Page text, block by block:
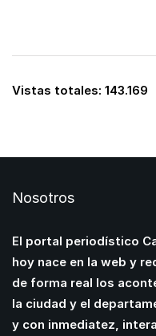
Vistas totales: 143.169
Nosotros
El portal periodístico
hoy nace en la web y
de forma real los
la ciudad y el
y con inmediatez,